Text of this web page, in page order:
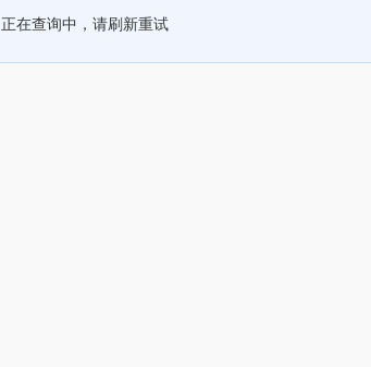
正在查询中，请刷新重试